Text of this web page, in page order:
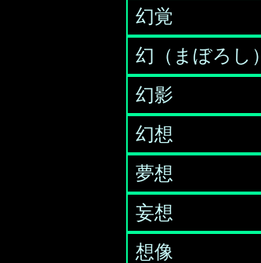
幻覚
幻（まぼろし）
幻影
幻想
夢想
妄想
想像